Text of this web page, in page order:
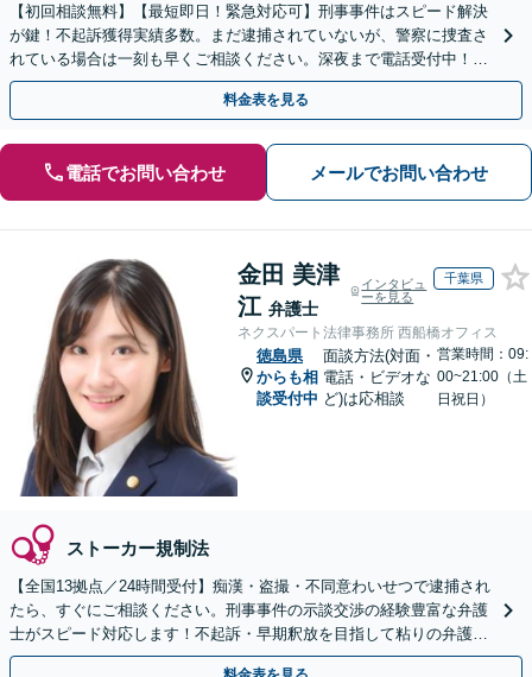
【初回相談無料】【最短即日！緊急対応可】刑事事件はスピード解決
が鍵！不起訴獲得実績多数。まだ逮捕されていないが、警察に捜査さ
れている場合は一刻も早くご相談ください。深夜まで電話受付中！痴
漢／盗撮／のぞき／その他性犯罪など
料金表を見る
電話でお問い合わせ メールでお問い合わせ
金田 美津
江 弁護士
インタビュ
ーを見る
千葉県
ネクスパート法律事務所 西船橋オフィス
徳島県
からも相
談受付中
面談方法(対面・
電話・ビデオな
ど)は応相談
営業時間：09:
00~21:00（土
日祝日）
ストーカー規制法
【全国13拠点／24時間受付】痴漢・盗撮・不同意わいせつで逮捕され
たら、すぐにご相談ください。刑事事件の示談交渉の経験豊富な弁護
士がスピード対応します！不起訴・早期釈放を目指して粘りの弁護活
動を行います。